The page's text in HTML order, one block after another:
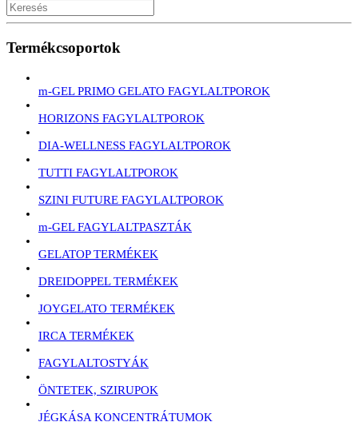
Termékcsoportok
m-GEL PRIMO GELATO FAGYLALTPOROK
HORIZONS FAGYLALTPOROK
DIA-WELLNESS FAGYLALTPOROK
TUTTI FAGYLALTPOROK
SZINI FUTURE FAGYLALTPOROK
m-GEL FAGYLALTPASZTÁK
GELATOP TERMÉKEK
DREIDOPPEL TERMÉKEK
JOYGELATO TERMÉKEK
IRCA TERMÉKEK
FAGYLALTOSTYÁK
ÖNTETEK, SZIRUPOK
JÉGKÁSA KONCENTRÁTUMOK